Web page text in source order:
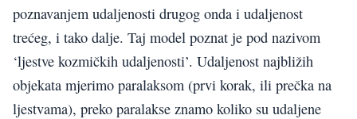
poznavanjem udaljenosti drugog onda i udaljenost
trećeg, i tako dalje. Taj model poznat je pod nazivom
‘ljestve kozmičkih udaljenosti’. Udaljenost najbližih
objekata mjerimo paralaksom (prvi korak, ili prečka na
ljestvama), preko paralakse znamo koliko su udaljene